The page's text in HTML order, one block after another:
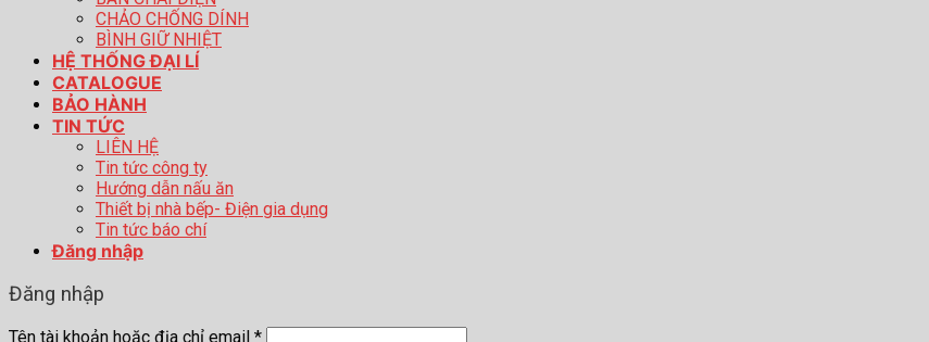
CHẢO CHỐNG DÍNH
BÌNH GIỮ NHIỆT
HỆ THỐNG ĐẠI LÍ
CATALOGUE
BẢO HÀNH
TIN TỨC
LIÊN HỆ
Tin tức công ty
Hướng dẫn nấu ăn
Thiết bị nhà bếp- Điện gia dụng
Tin tức báo chí
Đăng nhập
Đăng nhập
Tên tài khoản hoặc địa chỉ email *